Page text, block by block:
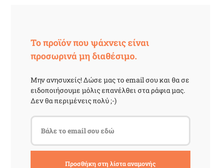
Το προϊόν που ψάχνεις είναι
προσωρινά μη διαθέσιμο.
Μην ανησυχείς! Δώσε μας το email σου και θα σε
ειδοποιήσουμε μόλις επανέλθει στα ράφια μας.
Δεν θα περιμένεις πολύ ;-)